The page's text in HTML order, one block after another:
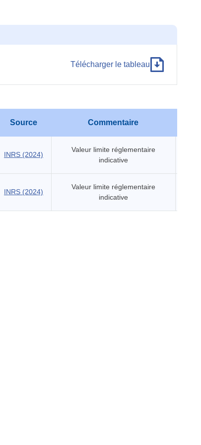
Télécharger le tableau
Source Commentaire
INRS (2024)
Valeur limite réglementaire
indicative
INRS (2024)
Valeur limite réglementaire
indicative